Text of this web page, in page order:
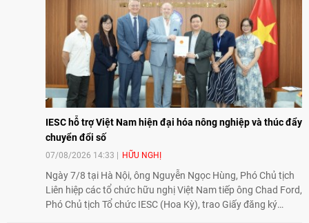
cường sự hiểu biết và hợp tác giữa nhân dân hai nước.
IESC hỗ trợ Việt Nam hiện đại hóa nông nghiệp và thúc đẩy
chuyển đổi số
07/08/2026 14:33 HỮU NGHỊ
Ngày 7/8 tại Hà Nội, ông Nguyễn Ngọc Hùng, Phó Chủ tịch
Liên hiệp các tổ chức hữu nghị Việt Nam tiếp ông Chad Ford,
Phó Chủ tịch Tổ chức IESC (Hoa Kỳ), trao Giấy đăng ký